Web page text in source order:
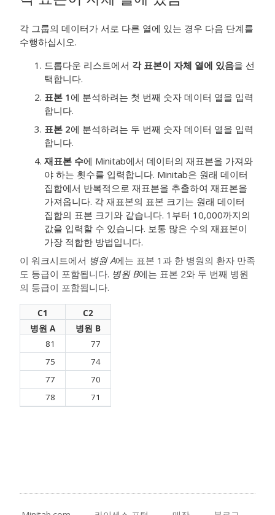
각 그룹의 데이터가 서로 다른 열에 있는 경우 다음 단계를
수행하십시오.
드롭다운 리스트에서 각 표본이 자체 열에 있음을 선
택합니다.
표본 1 에 분석하려는 첫 번째 숫자 데이터 열을 입력
합니다.
표본 2에 분석하려는 두 번째 숫자 데이터 열을 입력
합니다.
재표본 수에 Minitab에서 데이터의 재표본을 가져와
야 하는 횟수를 입력합니다. Minitab은 원래 데이터
집합에서 반복적으로 재표본을 추출하여 재표본을
가져옵니다. 각 재표본의 표본 크기는 원래 데이터
집합의 표본 크기와 같습니다. 1부터 10,000까지의
값을 입력할 수 있습니다. 보통 많은 수의 재표본이
가장 적합한 방법입니다.
이 워크시트에서 병원 A에는 표본 1과 한 병원의 환자 만족
도 등급이 포함됩니다. 병원 B에는 표본 2와 두 번째 병원
의 등급이 포함됩니다.
C1
C2
병원 A
병원 B
81
77
75
74
77
70
78
71